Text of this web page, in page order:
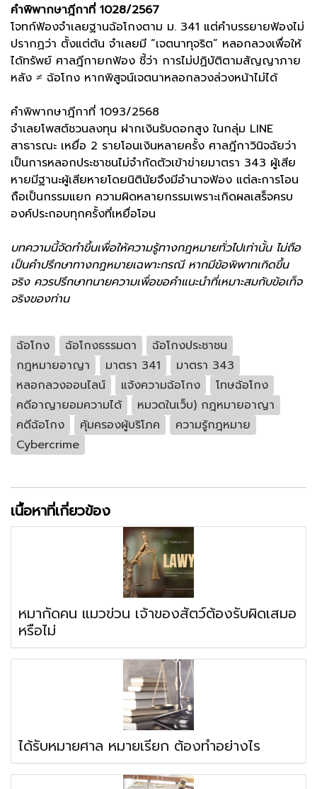
คำพิพากษาฎีกาที่ 1028/2567
โจทก์ฟ้องจำเลยฐานฉ้อโกงตาม ม. 341 แต่คำบรรยายฟ้องไม่
ปรากฏว่า ตั้งแต่ต้น จำเลยมี “เจตนาทุจริต” หลอกลวงเพื่อให้
ได้ทรัพย์ ศาลฎีกายกฟ้อง ชี้ว่า การไม่ปฏิบัติตามสัญญาภาย
หลัง ≠ ฉ้อโกง หากพิสูจน์เจตนาหลอกลวงล่วงหน้าไม่ได้
คำพิพากษาฎีกาที่ 1093/2568
จำเลยโพสต์ชวนลงทุน ฝากเงินรับดอกสูง ในกลุ่ม LINE
สาธารณะ เหยื่อ 2 รายโอนเงินหลายครั้ง ศาลฎีกาวินิจฉัยว่า
เป็นการหลอกประชาชนไม่จำกัดตัวเข้าข่ายมาตรา 343 ผู้เสีย
หายมีฐานะผู้เสียหายโดยนิตินัยจึงมีอำนาจฟ้อง แต่ละการโอน
ถือเป็นกรรมแยก ความผิดหลายกรรมเพราะเกิดผลเสร็จครบ
องค์ประกอบทุกครั้งที่เหยื่อโอน
บทความนี้จัดทำขึ้นเพื่อให้ความรู้ทางกฎหมายทั่วไปเท่านั้น ไม่ถือ
เป็นคำปรึกษาทางกฎหมายเฉพาะกรณี หากมีข้อพิพาทเกิดขึ้น
จริง ควรปรึกษาทนายความเพื่อขอคำแนะนำที่เหมาะสมกับข้อเท็จ
จริงของท่าน
ฉ้อโกง ฉ้อโกงธรรมดา
ฉ้อโกงประชาชน
กฎหมายอาญา
มาตรา 341
มาตรา 343
หลอกลวงออนไลน์
แจ้งความฉ้อโกง
โทษฉ้อโกง
คดีอาญายอมความได้
หมวดในเว็บ) กฎหมายอาญา
คดีฉ้อโกง
คุ้มครองผู้บริโภค
ความรู้กฎหมาย
Cybercrime
เนื้อหาที่เกี่ยวข้อง
หมากัดคน แมวข่วน เจ้าของสัตว์ต้องรับผิดเสมอ
หรือไม่
ได้รับหมายศาล หมายเรียก ต้องทำอย่างไร